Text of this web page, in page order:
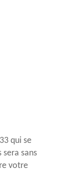
qui se
sera sans
votre